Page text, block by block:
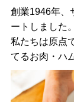
創業1946年、
ートしました。
私たちは原点
てるお肉・ハ